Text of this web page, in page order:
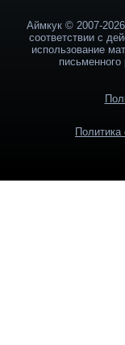
Аймкук © 2007-
соответствии с
использование